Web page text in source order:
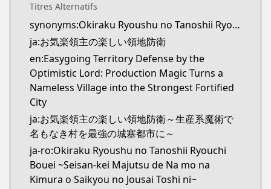
MangaUpdates
https://www.mangaupdates.com/
novelUpdates
novelUpdates
https://www.novelupdates.com/series/fun-
Book☆Walker
Book☆Walker
https://bookwalker.jp/series/342851/list
Official English
Official English
https://sevenseasentertainment.com/series/
Titres Alternatifs
synonyms:Okiraku Ryoushu no Tanoshii Ryouchi Bouei: Seisankei Majutsu de Na mo Naki Mura wo Saikyou no Jousai Toshi ni,Fun Territory Defense by the Optimistic Lord
ja:お気楽領主の楽しい領地防衛
en:Easygoing Territory Defense by the
Optimistic Lord: Production Magic Turns a
Nameless Village into the Strongest Fortified
City
ja:お気楽領主の楽しい領地防衛～生産系魔術で
名もなき村を最強の城塞都市に～
ja-ro:Okiraku Ryoushu no Tanoshii Ryouchi
Bouei ~Seisan-kei Majutsu de Na mo na
Kimura o Saikyou no Jousai Toshi ni~